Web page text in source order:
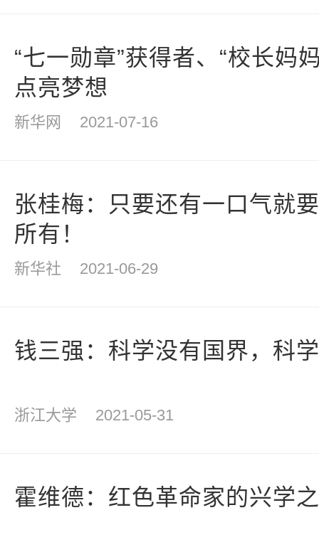
“七一勋章”获得者、“校长妈
点亮梦想
新华网 2021-07-16
张桂梅：只要还有一口气就
所有！
新华社 2021-06-29
钱三强：科学没有国界，科
浙江大学 2021-05-31
霍维德：红色革命家的兴学